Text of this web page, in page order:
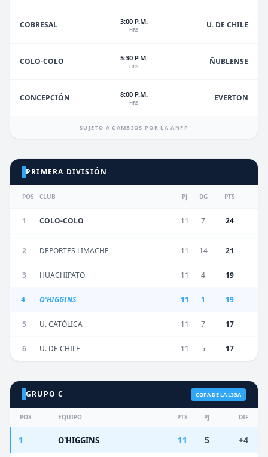
COBRESAL 3:00 P.M.
HRS U. DE CHILE
COLO-COLO 5:30 P.M.
HRS ÑUBLENSE
CONCEPCIÓN 8:00 P.M.
HRS EVERTON
SUJETO A CAMBIOS POR LA ANFP
PRIMERA DIVISIÓN
POS CLUB PJ DG PTS
1 COLO-COLO 11 7 24
2 DEPORTES LIMACHE 11 14 21
3 HUACHIPATO 11 4 19
4 O'HIGGINS 11 1 19
5 U. CATÓLICA 11 7 17
6 U. DE CHILE 11 5 17
GRUPO C COPA DE LA LIGA
POS EQUIPO PTS PJ DIF
1 O'HIGGINS 11 5 +4